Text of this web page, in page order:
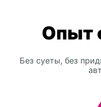
Опыт
Без суеты, без